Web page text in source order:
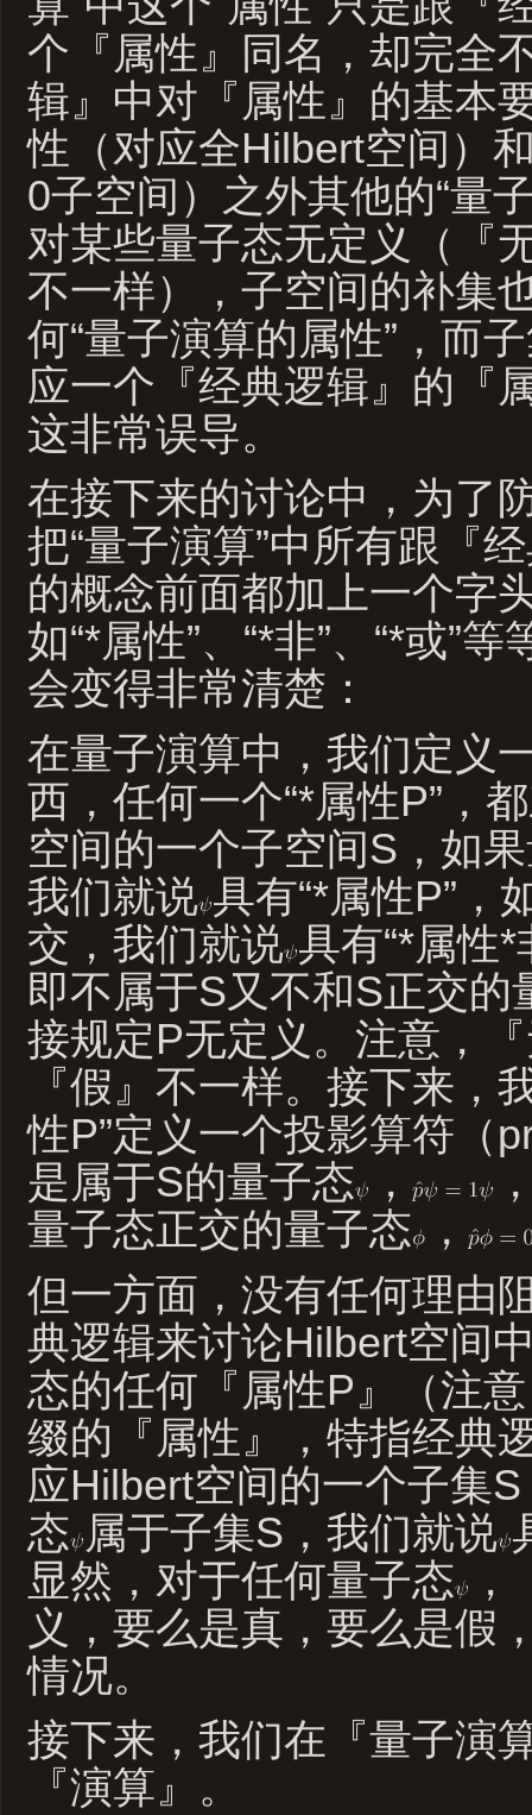
个『属性』同名，却完全
辑』中对『属性』的基本
性（对应全Hilbert空间）
0子空间）之外其他的“量
对某些量子态无定义（『
不一样），子空间的补集
何“量子演算的属性”，而
应一个『经典逻辑』的『
这非常误导。
在接下来的讨论中，为了
把“量子演算”中所有跟『
的概念前面都加上一个字
如“*属性”、“*非”、“*或”
会变得非常清楚：
在量子演算中，我们定义
西，任何一个“*属性P”，
空间的一个子空间S，如
我们就说 具有“*属性P”，
交，我们就说 具有“*属性
即不属于S又不和S正交的
接规定P无定义。注意，
『假』不一样。接下来，
性P”定义一个投影算符（
是属于S的量子态
，
量子态正交的量子态 ，
但一方面，没有任何理由
典逻辑来讨论Hilbert空间
态的任何『属性P』（注
缀的『属性』，特指经典
应Hilbert空间的一个子集
态 属于子集S，我们就说
显然，对于任何量子态
义，要么是真，要么是假
情况。
接下来，我们在『量子演
『演算』。